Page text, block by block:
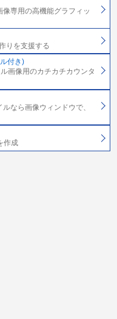
専用の高機能グラフィッ
りを支援する
付き)
画像用のカチカチカウンタ
なら画像ウィンドウで、
作成